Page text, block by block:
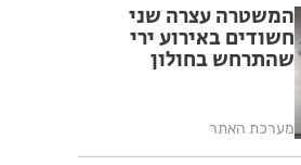
המשטרה עצרה שני
חשודים באירוע ירי
שהתרחש בחולון
מערכת האתר